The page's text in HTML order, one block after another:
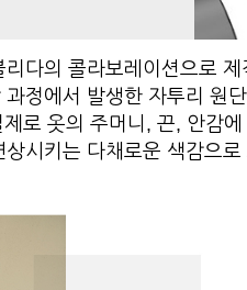
리다의 콜라보레이션으로
정에서 발생한 자투리 원
제로 옷의 주머니, 끈, 안감
상시키는 다채로운 색감으